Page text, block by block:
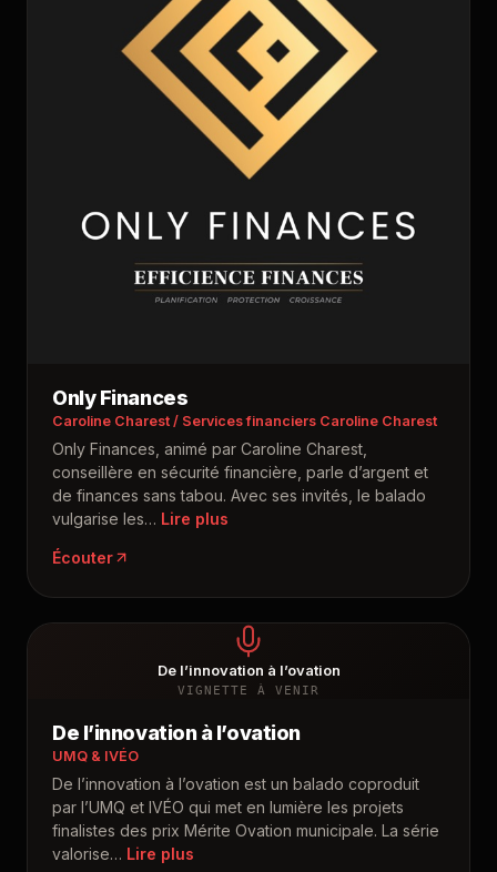
Only Finances
Caroline Charest / Services financiers Caroline Charest
Only Finances, animé par Caroline Charest,
conseillère en sécurité financière, parle d’argent et
de finances sans tabou. Avec ses invités, le balado
vulgarise les…
Écouter
De l’innovation à l’ovation
VIGNETTE À VENIR
De l’innovation à l’ovation
UMQ & IVÉO
De l’innovation à l’ovation est un balado coproduit
par l’UMQ et IVÉO qui met en lumière les projets
finalistes des prix Mérite Ovation municipale. La série
valorise…